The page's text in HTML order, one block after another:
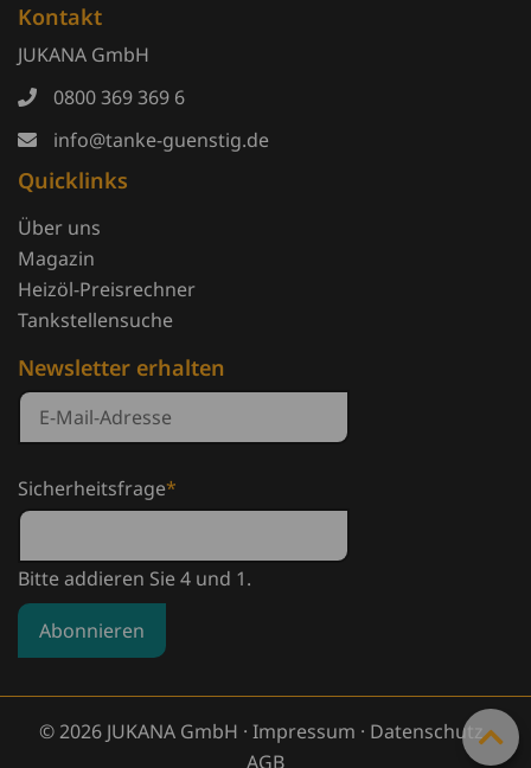
Kontakt
JUKANA GmbH
0800 369 369 6
info@tanke-guenstig.de
Quicklinks
Über uns
Magazin
Heizöl-Preisrechner
Tankstellensuche
Newsletter erhalten
Sicherheitsfrage*
Bitte addieren Sie 4 und 1.
Abonnieren
© 2026 JUKANA GmbH · Impressum · Datenschutz·
AGB